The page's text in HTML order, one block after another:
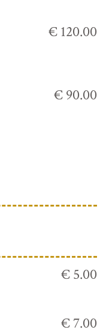
€ 120.00
€ 90.00
€ 5.00
€ 7.00